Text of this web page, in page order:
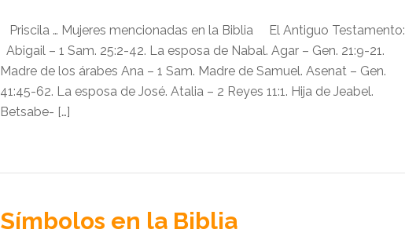
Priscila … Mujeres mencionadas en la Biblia El Antiguo Testamento:
Abigail – 1 Sam. 25:2-42. La esposa de Nabal. Agar – Gen. 21:9-21.
Madre de los árabes Ana – 1 Sam. Madre de Samuel. Asenat – Gen.
41:45-62. La esposa de José. Atalia – 2 Reyes 11:1. Hija de Jeabel.
Betsabe- […]
Símbolos en la Biblia